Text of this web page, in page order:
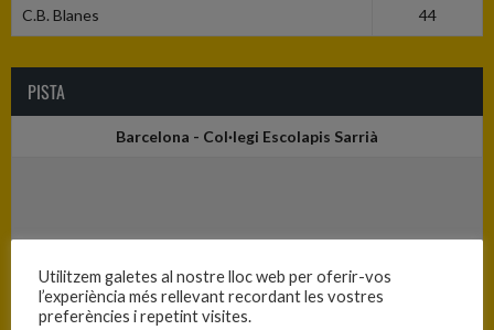
C.B. Blanes 44
PISTA
Barcelona - Col·legi Escolapis Sarrià
Utilitzem galetes al nostre lloc web per oferir-vos
l’experiència més rellevant recordant les vostres
preferències i repetint visites.